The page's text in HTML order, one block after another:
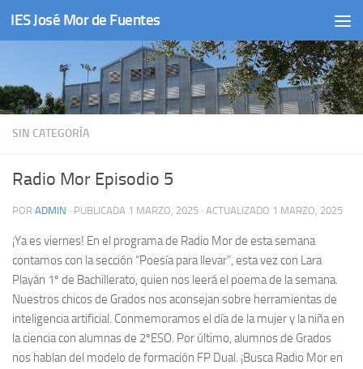
Saltar al contenido
IES José Mor de Fuentes
SIN CATEGORÍA
Radio Mor Episodio 5
POR ADMIN · PUBLICADA 1 MARZO, 2025 · ACTUALIZADO 1 MARZO, 2025
¡Ya es viernes! En el programa de Radio Mor de esta semana
contamos con la sección “Poesía para llevar”, esta vez con Lara
Playán 1º de Bachillerato, quien nos leerá el poema de la semana.
Nuestros chicos de Grados nos aconsejan sobre herramientas de
inteligencia artificial. Conmemoramos el día de la mujer y la niña en
la ciencia con alumnas de 2ºESO. Por último, alumnos de Grados
nos hablan del modelo de formación FP Dual. ¡Busca Radio Mor en